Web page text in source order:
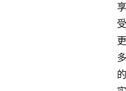
享
受
更
多
的